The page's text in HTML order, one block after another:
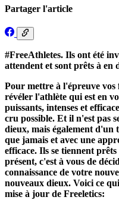
Partager l'article
#FreeAthletes. Ils ont été
attendent et sont prêts à en
Pour mettre à l'épreuve vos
révéler l'athlète qui est en
puissants, intenses et
cru possible. Et il n'est pas
dieux, mais également d'un
que jamais et avec une
efficace. Ils se tiennent
présent, c'est à vous de
connaissance de votre
nouveaux dieux. Voici ce
mise à jour de Freeletics: